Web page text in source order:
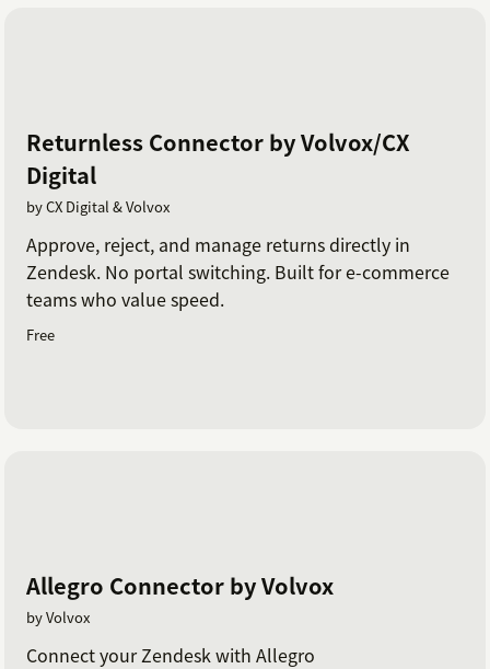
Returnless Connector by Volvox/CX
Digital
by CX Digital & Volvox
Approve, reject, and manage returns directly in
Zendesk. No portal switching. Built for e-commerce
teams who value speed.
Free
Allegro Connector by Volvox
by Volvox
Connect your Zendesk with Allegro